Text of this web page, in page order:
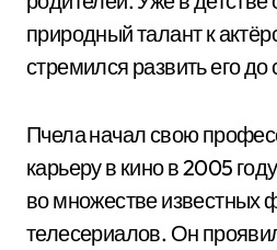
природный талант к
стремился развить его
Пчела начал свою
карьеру в кино в 2005
во множестве известных
телесериалов. Он